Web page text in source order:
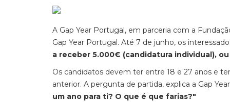
A Gap Year Portugal, em parceria com a
Gap Year Portugal. Até 7 de junho, os
a receber 5.000€ (candidatura individual),
Os candidatos devem ter entre 18 e 27 anos e
anterior. A pergunta de partida, explica a Gap
um ano para ti? O que é que farias?"